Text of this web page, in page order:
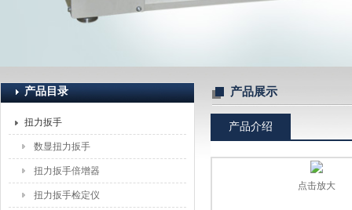
产品目录
扭力扳手
数显扭力扳手
扭力扳手倍增器
扭力扳手检定仪
产品展示
产品介绍
点击放大